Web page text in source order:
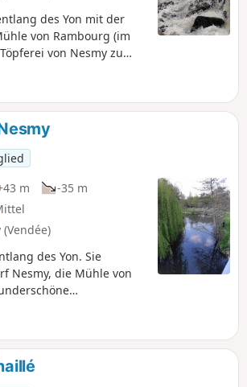
des Yon mit der
von Rambourg (im
von Nesmy zu
der Linie 14, aber
auch auf dem Parkplatz
und die
machen.
m
-35 m
des Yon. Sie
Nesmy, die Mühle von